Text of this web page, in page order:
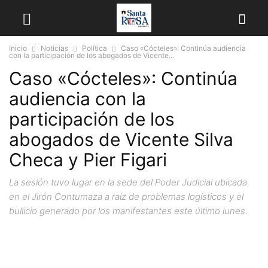
Inicio Noticias Política
Caso «Cócteles»: Continúa audiencia
con la participación de los abogados de Vicente...
Caso «Cócteles»: Continúa
audiencia con la
participación de los
abogados de Vicente Silva
Checa y Pier Figari
La sesión tuvo lugar en la sede del Poder Judicial ubicada
en el Jirón Contumaza a raíz de problemas logísticos y el
bullicio generado por los manifestantes este último lunes.